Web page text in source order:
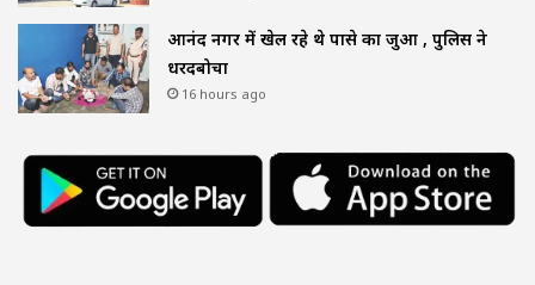
आनंद नगर में खेल रहे थे पासे का जुआ , पुलिस ने
धरदबोचा
16 hours ago